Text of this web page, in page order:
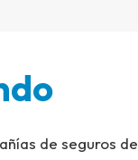
de seguros de